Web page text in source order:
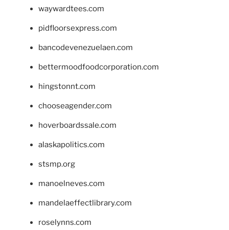
waywardtees.com
pidfloorsexpress.com
bancodevenezuelaen.com
bettermoodfoodcorporation.com
hingstonnt.com
chooseagender.com
hoverboardssale.com
alaskapolitics.com
stsmp.org
manoelneves.com
mandelaeffectlibrary.com
roselynns.com